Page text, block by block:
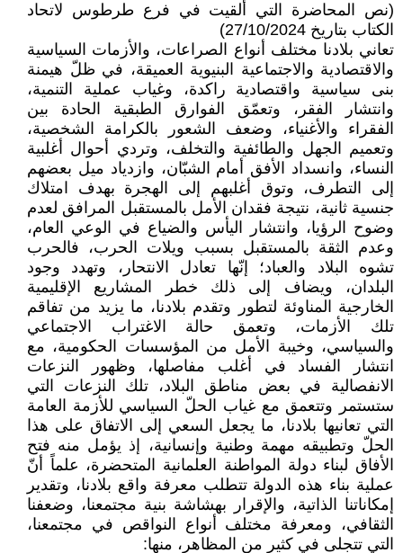
(نص المحاضرة التي ألقيت في فرع طرطوس لاتحاد
الكتاب بتاريخ 27/10/2024)
تعاني بلادنا مختلف أنواع الصراعات، والأزمات السياسية
والاقتصادية والاجتماعية البنيوية العميقة، في ظلّ هيمنة
بنى سياسية واقتصادية راكدة، وغياب عملية التنمية،
وانتشار الفقر، وتعمّق الفوارق الطبقية الحادة بين
الفقراء والأغنياء، وضعف الشعور بالكرامة الشخصية،
وتعميم الجهل والطائفية والتخلف، وتردي أحوال أغلبية
النساء، وانسداد الأفق أمام الشبّان، وازدياد ميل بعضهم
إلى التطرف، وتوق أغلبهم إلى الهجرة بهدف امتلاك
جنسية ثانية، نتيجة فقدان الأمل بالمستقبل المرافق لعدم
وضوح الرؤيا، وانتشار اليأس والضياع في الوعي العام،
وعدم الثقة بالمستقبل بسبب ويلات الحرب، فالحرب
تشوه البلاد والعباد؛ إنّها تعادل الانتحار، وتهدد وجود
البلدان، ويضاف إلى ذلك خطر المشاريع الإقليمية
الخارجية المناوئة لتطور وتقدم بلادنا، ما يزيد من تفاقم
تلك الأزمات، وتعمق حالة الاغتراب الاجتماعي
والسياسي، وخيبة الأمل من المؤسسات الحكومية، مع
انتشار الفساد في أغلب مفاصلها، وظهور النزعات
الانفصالية في بعض مناطق البلاد، تلك النزعات التي
ستستمر وتتعمق مع غياب الحلّ السياسي للأزمة العامة
التي تعانيها بلادنا، ما يجعل السعي إلى الاتفاق على هذا
الحلّ وتطبيقه مهمة وطنية وإنسانية، إذ يؤمل منه فتح
الأفاق لبناء دولة المواطنة العلمانية المتحضرة، علماً أنّ
عملية بناء هذه الدولة تتطلب معرفة واقع بلادنا، وتقدير
إمكاناتنا الذاتية، والإقرار بهشاشة بنية مجتمعنا، وضعفنا
الثقافي، ومعرفة مختلف أنواع النواقص في مجتمعنا،
التي تتجلى في كثيرٍ من المظاهر، منها: